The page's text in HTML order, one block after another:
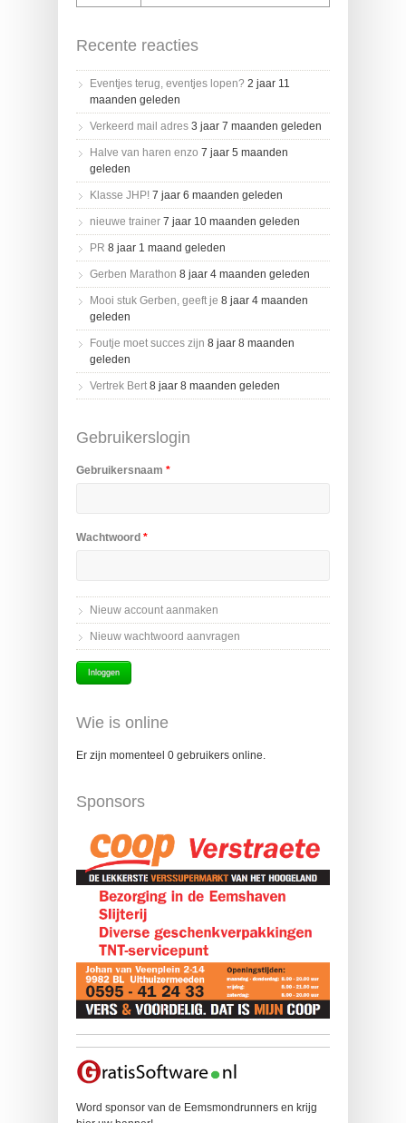
Recente reacties
Eventjes terug, eventjes lopen? 2 jaar 11
maanden geleden
Verkeerd mail adres 3 jaar 7 maanden geleden
Halve van haren enzo 7 jaar 5 maanden
geleden
Klasse JHP! 7 jaar 6 maanden geleden
nieuwe trainer 7 jaar 10 maanden geleden
PR 8 jaar 1 maand geleden
Gerben Marathon 8 jaar 4 maanden geleden
Mooi stuk Gerben, geeft je 8 jaar 4 maanden
geleden
Foutje moet succes zijn 8 jaar 8 maanden
geleden
Vertrek Bert 8 jaar 8 maanden geleden
Gebruikerslogin
Gebruikersnaam *
Wachtwoord *
Nieuw account aanmaken
Nieuw wachtwoord aanvragen
Wie is online
Er zijn momenteel 0 gebruikers online.
Sponsors
Word sponsor van de Eemsmondrunners en krijg